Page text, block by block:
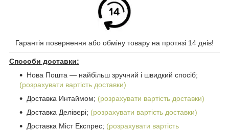
Гарантія повернення або обміну товару на протязі 14 днів!
Способи доставки:
Нова Пошта ― найбільш зручний і швидкий спосіб;
(розрахувати вартість доставки)
Доставка Интаймом; (розрахувати вартість доставки)
Доставка Делівері; (розрахувати вартість доставки)
Доставка Міст Експрес; (розрахувати вартість